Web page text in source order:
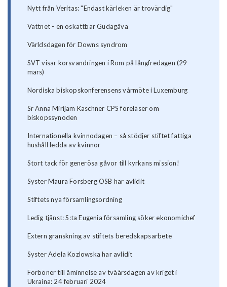
Nytt från Veritas: "Endast kärleken är trovärdig"
Vattnet - en oskattbar Gudagåva
Världsdagen för Downs syndrom
SVT visar korsvandringen i Rom på långfredagen (29
mars)
Nordiska biskopskonferensens vårmöte i Luxemburg
Sr Anna Mirijam Kaschner CPS föreläser om
biskopssynoden
Internationella kvinnodagen – så stödjer stiftet fattiga
hushåll ledda av kvinnor
Stort tack för generösa gåvor till kyrkans mission!
Syster Maura Forsberg OSB har avlidit
Stiftets nya församlingsordning
Ledig tjänst: S:ta Eugenia församling söker ekonomichef
Extern granskning av stiftets beredskapsarbete
Syster Adela Kozlowska har avlidit
Förböner till åminnelse av tvåårsdagen av kriget i
Ukraina: 24 februari 2024